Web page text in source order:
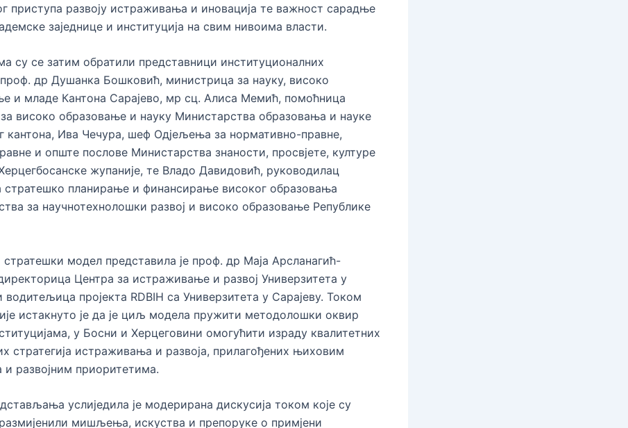
приступа развоју истраживања и иновација те важност сарадње
заједнице и институција на свим нивоима власти.
су се затим обратили представници институционалних
др Душанка Бошковић, министрица за науку, високо
и младе Кантона Сарајево, мр сц. Алиса Мемић, помоћница
високо образовање и науку Министарства образовања и науке
кантона, Ива Чечура, шеф Одјељења за нормативно-правне,
и опште послове Министарства знаности, просвјете, културе
жупаније, те Владо Давидовић, руководилац
стратешко планирање и финансирање високог образовања
за научнотехнолошки развој и високо образовање Републике
стратешки модел представила је проф. др Маја Арсланагић-
Центра за истраживање и развој Универзитета у
водитељица пројекта RDBIH са Универзитета у Сарајеву. Током
истакнуто је да је циљ модела пружити методолошки оквир
у Босни и Херцеговини омогућити израду квалитетних
стратегија истраживања и развоја, прилагођених њиховим
и развојним приоритетима.
услиједила је модерирана дискусија током које су
мишљења, искуства и препоруке о примјени